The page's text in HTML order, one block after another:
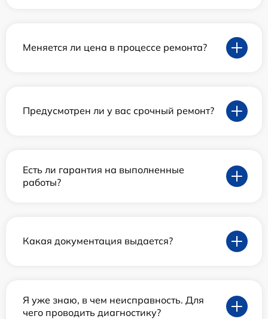
Меняется ли цена в процессе ремонта?
Предусмотрен ли у вас срочный ремонт?
Есть ли гарантия на выполненные
работы?
Какая документация выдается?
Я уже знаю, в чем неисправность. Для
чего проводить диагностику?